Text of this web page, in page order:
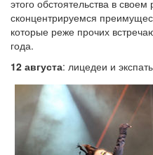
этого обстоятельства в
сконцентрируемся
которые реже прочих
года.
12 августа: лицедеи и